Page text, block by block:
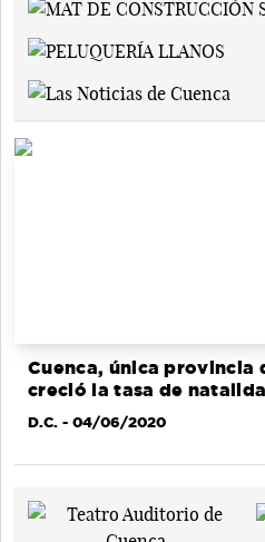
Cuenca, única provincia
creció la tasa de
D.C. - 04/06/2020